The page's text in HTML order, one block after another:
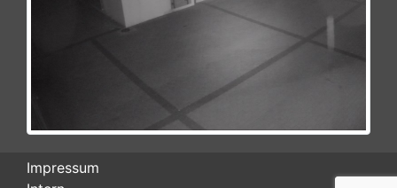
Impressum